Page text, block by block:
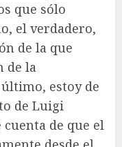
que sólo
el verdadero,
de la que
de la
estoy de
de Luigi
de que el